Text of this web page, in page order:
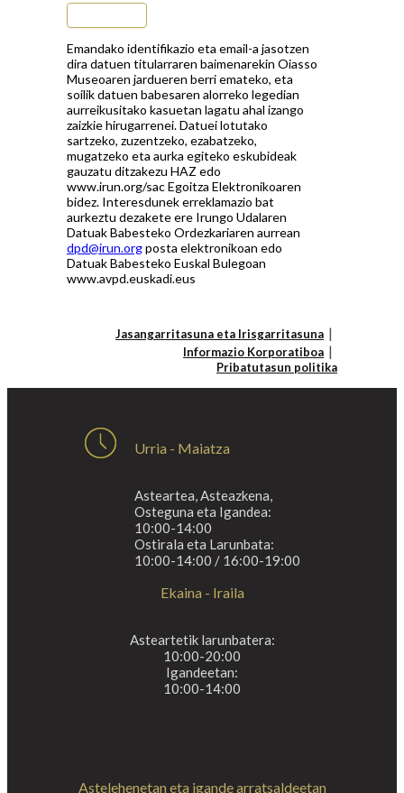
Emandako identifikazio eta email-a jasotzen
dira datuen titularraren baimenarekin Oiasso
Museoaren jardueren berri emateko, eta
soilik datuen babesaren alorreko legedian
aurreikusitako kasuetan lagatu ahal izango
zaizkie hirugarrenei. Datuei lotutako
sartzeko, zuzentzeko, ezabatzeko,
mugatzeko eta aurka egiteko eskubideak
gauzatu ditzakezu HAZ edo
www.irun.org/sac Egoitza Elektronikoaren
bidez. Interesdunek erreklamazio bat
aurkeztu dezakete ere Irungo Udalaren
Datuak Babesteko Ordezkariaren aurrean
dpd@irun.orgposta elektronikoan edo
Datuak Babesteko Euskal Bulegoan
www.avpd.euskadi.eus
Jasangarritasuna eta Irisgarritasuna
Informazio Korporatiboa
Pribatutasun politika
Urria - Maiatza
Asteartea, Asteazkena,
Osteguna eta Igandea:
10:00-14:00
Ostirala eta Larunbata:
10:00-14:00 / 16:00-19:00
Ekaina - Iraila
Asteartetik larunbatera:
10:00-20:00
Igandeetan:
10:00-14:00
Astelehenetan eta igande arratsaldeetan